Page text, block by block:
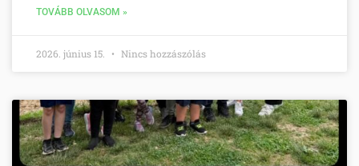
TOVÁBB OLVASOM »
2026. június 15. Nincs hozzászólás